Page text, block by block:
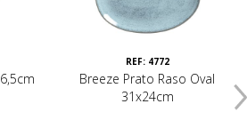
REF: 4772
Breeze Prato Raso Oval
31x24cm